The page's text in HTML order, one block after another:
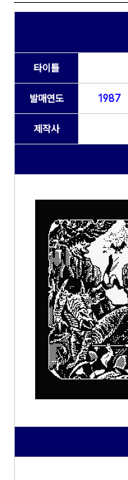
타이틀
발매연도 1987
제작사